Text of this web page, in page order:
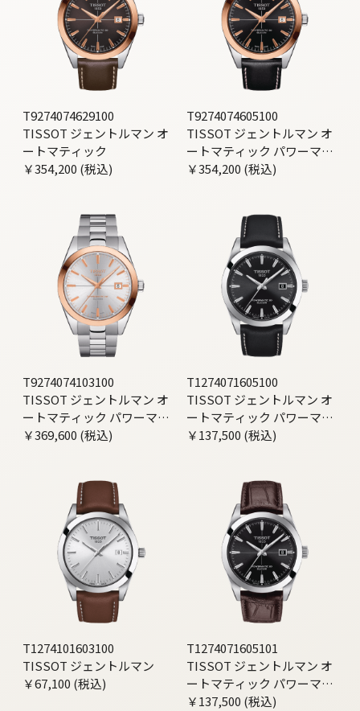
T9274074629100
TISSOT ジェントルマン オ
ートマティック
￥354,200 (税込)
T9274074605100
TISSOT ジェントルマン オ
ートマティック パワーマテ
ィック80 シリシウム 18K ゴ
￥354,200 (税込)
T9274074103100
TISSOT ジェントルマン オ
ートマティック パワーマテ
ィック80 シリシウム 18K ゴ
￥369,600 (税込)
T1274071605100
TISSOT ジェントルマン オ
ートマティック パワーマテ
ィック80 シリシウム
￥137,500 (税込)
T1274101603100
TISSOT ジェントルマン
￥67,100 (税込)
T1274071605101
TISSOT ジェントルマン オ
ートマティック パワーマテ
ィック80 シリシウム
￥137,500 (税込)